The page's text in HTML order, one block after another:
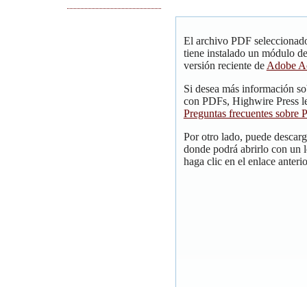
El archivo PDF
tiene instalado un módulo
versión reciente de Adobe
Si desea más información
con PDFs, Highwire Press
Preguntas frecuentes sobre
Por otro lado, puede
donde podrá abrirlo con un
haga clic en el enlace